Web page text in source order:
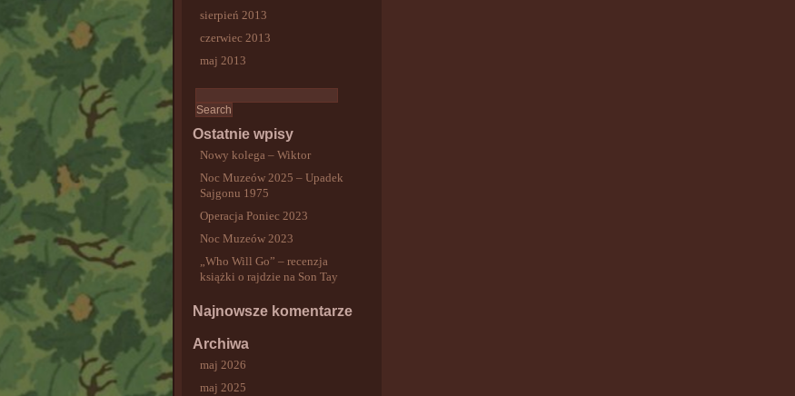
sierpień 2013
czerwiec 2013
maj 2013
Ostatnie wpisy
Nowy kolega – Wiktor
Noc Muzeów 2025 – Upadek
Sajgonu 1975
Operacja Poniec 2023
Noc Muzeów 2023
„Who Will Go” – recenzja
książki o rajdzie na Son Tay
Najnowsze komentarze
Archiwa
maj 2026
maj 2025